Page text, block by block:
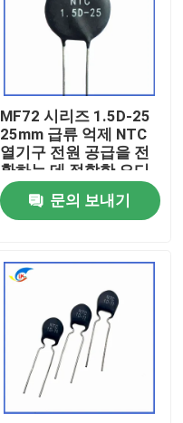
MF72 시리즈 1.5D-25
25mm 급류 억제 NTC
열기구 전원 공급을 전
환하는 데 적합한 오디
오 증폭기
문의 보내기